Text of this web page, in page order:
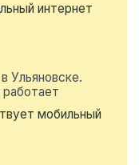
интернет
Ульяновске.
мобильный